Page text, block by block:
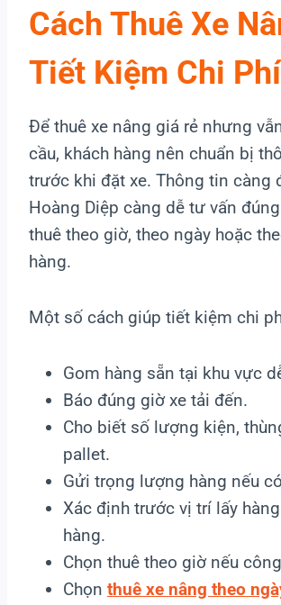
Cách Thuê Xe
Tiết Kiệm Chi Phí
Để thuê xe nâng giá rẻ nhưng
cầu, khách hàng nên chuẩn bị
trước khi đặt xe. Thông tin càng
Hoàng Diệp càng dễ tư vấn
thuê theo giờ, theo ngày hoặc
hàng.
Một số cách giúp tiết kiệm chi
Gom hàng sẵn tại khu vực
Báo đúng giờ xe tải đến.
Cho biết số lượng kiện,
pallet.
Gửi trọng lượng hàng nếu
Xác định trước vị trí lấy
hàng.
Chọn thuê theo giờ nếu
Chọn thuê xe nâng theo